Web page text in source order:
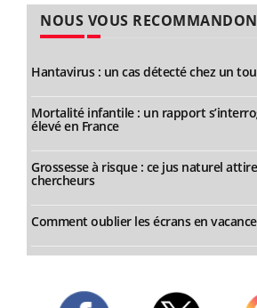
NOUS VOUS
Hantavirus : un cas détecté chez un
Mortalité infantile : un rapport
élevé en France
Grossesse à risque : ce jus naturel
chercheurs
Comment oublier les écrans en